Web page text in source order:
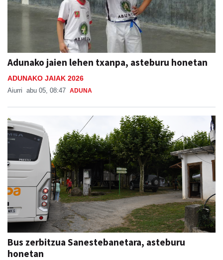
Adunako jaien lehen txanpa, asteburu honetan
ADUNAKO JAIAK 2026
Aiurri abu 05, 08:47 ADUNA
Bus zerbitzua Sanestebanetara, asteburu
honetan